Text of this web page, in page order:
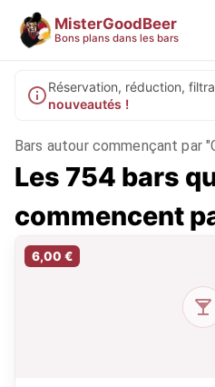
MisterGoodBeer
Bons plans dans les bars
Réservation, réduction,
nouveautés !
Bars autour commençant par
Les 754 bars
commencent
6,00 €